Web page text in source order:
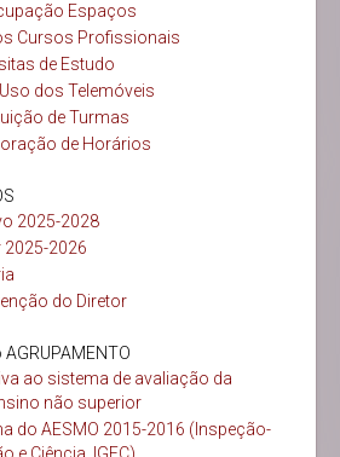
Espaços
Cursos Profissionais
de Estudo
dos Telemóveis
de Turmas
de Horários
2025-2028
2025-2026
do Diretor
AGRUPAMENTO
ao sistema de avaliação da
não superior
do AESMO 2015-2016 (Inspeção-